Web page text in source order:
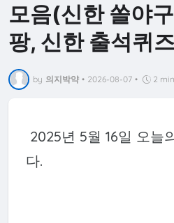
모음(신한 쏠야
팡, 신한 출석퀴
by 의지박약 • 2026-08-07 • 2
2025년 5월 16일 오늘
다.